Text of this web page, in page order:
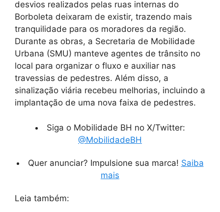
desvios realizados pelas ruas internas do
Borboleta deixaram de existir, trazendo mais
tranquilidade para os moradores da região.
Durante as obras, a Secretaria de Mobilidade
Urbana (SMU) manteve agentes de trânsito no
local para organizar o fluxo e auxiliar nas
travessias de pedestres. Além disso, a
sinalização viária recebeu melhorias, incluindo a
implantação de uma nova faixa de pedestres.
Siga o Mobilidade BH no X/Twitter:
@MobilidadeBH
Quer anunciar? Impulsione sua marca! Saiba
mais
Leia também: